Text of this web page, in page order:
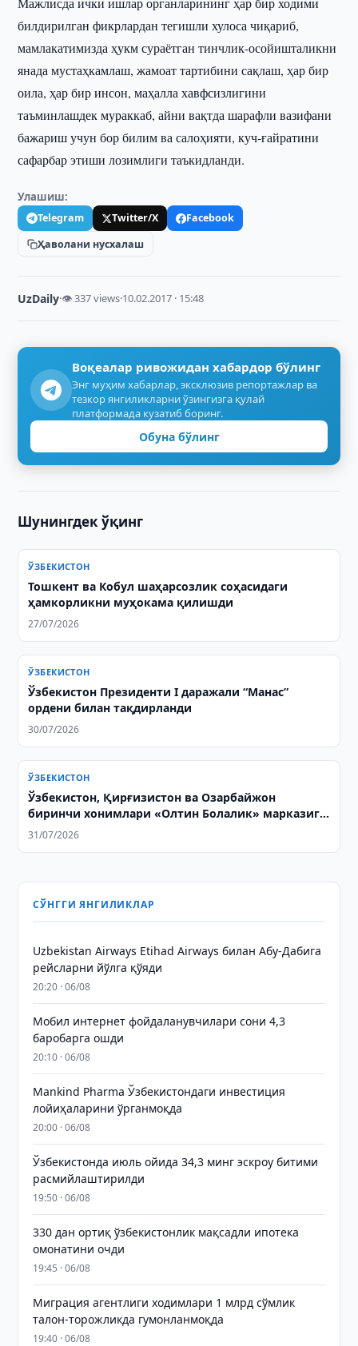
билдирилган фикрлардан тегишли хулоса чиқариб,
мамлакатимизда ҳукм сураётган тинчлик-осойишталикни
янада мустаҳкамлаш, жамоат тартибини сақлаш, ҳар бир
оила, ҳар бир инсон, маҳалла хавфсизлигини
таъминлашдек мураккаб, айни вақтда шарафли вазифани
бажариш учун бор билим ва салоҳияти, куч-ғайратини
сафарбар этиши лозимлиги таъкидланди.
Улашиш:
Telegram Twitter/X
Facebook
Ҳаволани нусхалаш
UzDaily·👁 337 views·10.02.2017 · 15:48
Воқеалар ривожидан хабардор бўлинг
Энг муҳим хабарлар, эксклюзив репортажлар ва
тезкор янгиликларни ўзингизга қулай
платформада кузатиб боринг.
Обуна бўлинг
Шунингдек ўқинг
ЎЗБЕКИСТОН
Тошкент ва Кобул шаҳарсозлик соҳасидаги
ҳамкорликни муҳокама қилишди
27/07/2026
ЎЗБЕКИСТОН
Ўзбекистон Президенти I даражали “Манас”
ордени билан тақдирланди
30/07/2026
ЎЗБЕКИСТОН
Ўзбекистон, Қирғизистон ва Озарбайжон
биринчи хонимлари «Олтин Болалик» марказига
ташриф буюрди
31/07/2026
СЎНГГИ ЯНГИЛИКЛАР
Uzbekistan Airways Etihad Airways билан Абу-Дабига
рейсларни йўлга қўяди
20:20 · 06/08
Мобил интернет фойдаланувчилари сони 4,3
баробарга ошди
20:10 · 06/08
Mankind Pharma Ўзбекистондаги инвестиция
лойиҳаларини ўрганмоқда
20:00 · 06/08
Ўзбекистонда июль ойида 34,3 минг эскроу битими
расмийлаштирилди
19:50 · 06/08
330 дан ортиқ ўзбекистонлик мақсадли ипотека
омонатини очди
19:45 · 06/08
Миграция агентлиги ходимлари 1 млрд сўмлик
талон-торожликда гумонланмоқда
19:40 · 06/08